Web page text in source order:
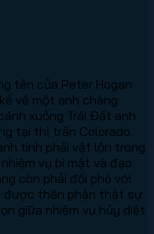
tên của Peter Hogan
về một anh chàng
xuống Trái Đất anh
tại thị trấn Colorado.
tinh phải vật lộn trong
vụ bí mật và đạo
còn phải đối phó với
được thân phận thật sự
giữa nhiệm vụ hủy diệt